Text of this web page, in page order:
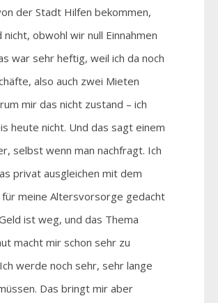
der Stadt Hilfen bekommen,
nicht, obwohl wir null Einnahmen
war sehr heftig, weil ich da noch
also auch zwei Mieten
mir das nicht zustand – ich
heute nicht. Und das sagt einem
selbst wenn man nachfragt. Ich
privat ausgleichen mit dem
für meine Altersvorsorge gedacht
ist weg, und das Thema
macht mir schon sehr zu
werde noch sehr, sehr lange
Das bringt mir aber